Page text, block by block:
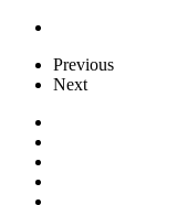
Previous
Next